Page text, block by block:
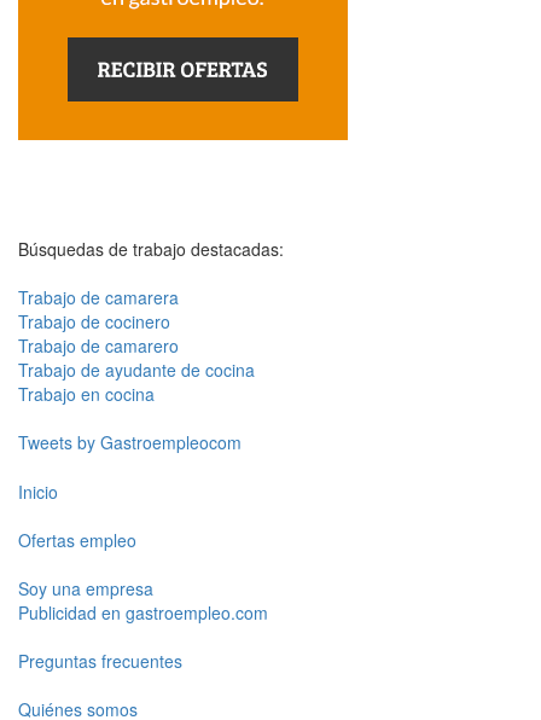
Búsquedas de trabajo destacadas:
Trabajo de camarera
Trabajo de cocinero
Trabajo de camarero
Trabajo de ayudante de cocina
Trabajo en cocina
Tweets by Gastroempleocom
Inicio
Ofertas empleo
Soy una empresa
Publicidad en gastroempleo.com
Preguntas frecuentes
Quiénes somos